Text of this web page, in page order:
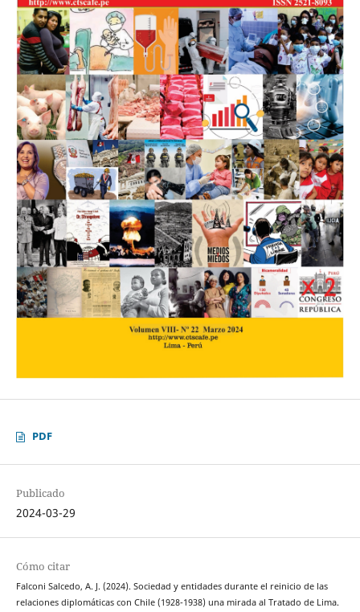
PDF
Publicado
2024-03-29
Cómo citar
Falconi Salcedo, A. J. (2024). Sociedad y entidades durante el reinicio de las
relaciones diplomáticas con Chile (1928-1938) una mirada al Tratado de Lima.